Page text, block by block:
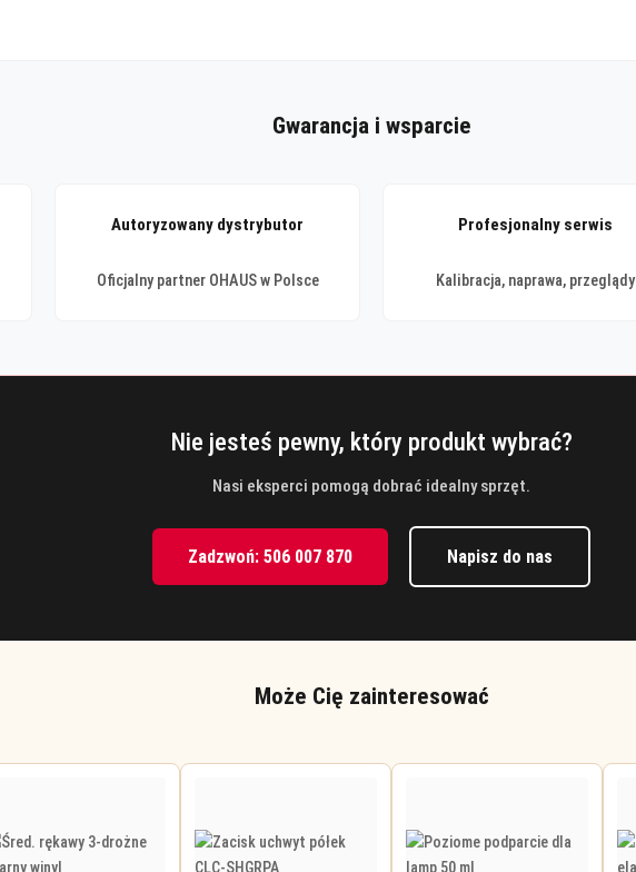
Może Cię zainteresować
Gwarancja i wsparcie
Autoryzowany dystrybutor
Oficjalny partner OHAUS w Polsce
Profesjonalny serwis
Kalibracja, naprawa, przeglądy
Nie jesteś pewny, który produkt wybrać?
Nasi eksperci pomogą dobrać idealny sprzęt.
Zadzwoń: 506 007 870 Napisz do nas